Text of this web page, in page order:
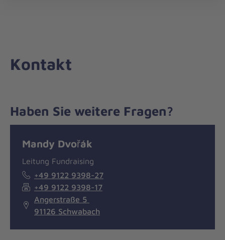
zum
Kontakt
Haben Sie weitere Fragen?
Mandy Dvořák
Leitung Fundraising
+49 9122 9398-27
+49 9122 9398-17
Angerstraße 5
91126 Schwabach